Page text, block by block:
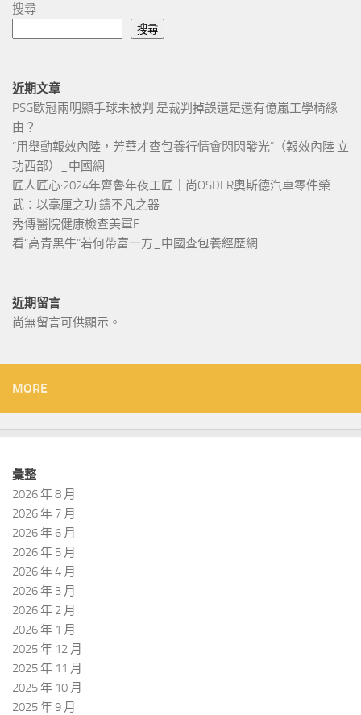
搜尋
搜尋
近期文章
PSG歐冠兩明顯手球未被判 是裁判掉誤還是還有億嵐工學椅緣
由？
“用舉動報效內陸，芳華才查包養行情會閃閃發光”（報效內陸 立
功西部）_中國網
匠人匠心·2024年齊魯年夜工匠｜尚OSDER奧斯德汽車零件榮
武：以毫厘之功 鑄不凡之器
秀傳醫院健康檢查美軍F
看“高青黑牛”若何帶富一方_中國查包養經歷網
近期留言
尚無留言可供顯示。
MORE
彙整
2026 年 8 月
2026 年 7 月
2026 年 6 月
2026 年 5 月
2026 年 4 月
2026 年 3 月
2026 年 2 月
2026 年 1 月
2025 年 12 月
2025 年 11 月
2025 年 10 月
2025 年 9 月